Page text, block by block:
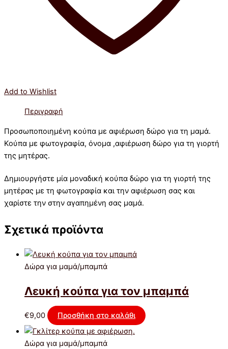
Add to Wishlist
Περιγραφή
Προσωποποιημένη κούπα με αφιέρωση δώρο για τη μαμά.
Κούπα με φωτογραφία, όνομα ,αφιέρωση δώρο για τη γιορτή
της μητέρας.
Δημιουργήστε μία μοναδική κούπα δώρο για τη γιορτή της
μητέρας με τη φωτογραφία και την αφιέρωση σας και
χαρίστε την στην αγαπημένη σας μαμά.
Σχετικά προϊόντα
Δώρα για μαμά/μπαμπά
Λευκή κούπα για τον μπαμπά
€9,00 Προσθήκη στο καλάθι
Δώρα για μαμά/μπαμπά